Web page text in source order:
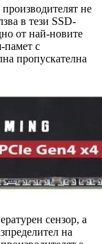
не
в тези SSD-
от най-новите
памет с
пропускателна
сензор, а
на